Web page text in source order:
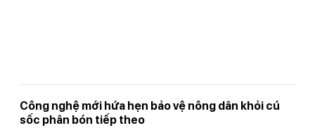
Công nghệ mới hứa hẹn bảo vệ nông dân khỏi cú
sốc phân bón tiếp theo